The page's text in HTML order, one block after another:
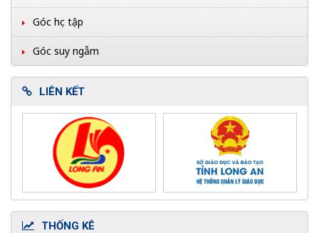
Góc học tập
Góc suy ngẫm
LIÊN KẾT
THỐNG KÊ